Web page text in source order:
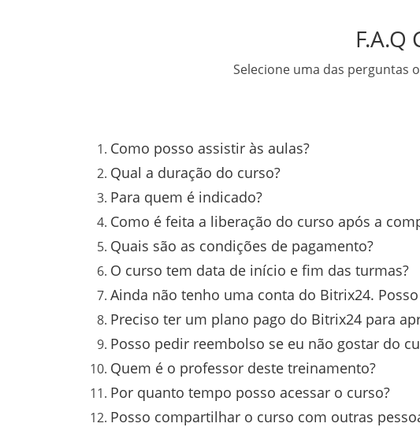
Selecione uma das perguntas
Como posso assistir às aulas?
Qual a duração do curso?
Para quem é indicado?
Como é feita a liberação do curso após a
Quais são as condições de pagamento?
O curso tem data de início e fim das turmas?
Ainda não tenho uma conta do Bitrix24.
Preciso ter um plano pago do Bitrix24 para
Posso pedir reembolso se eu não gostar do
Quem é o professor deste treinamento?
Por quanto tempo posso acessar o curso?
Posso compartilhar o curso com outras